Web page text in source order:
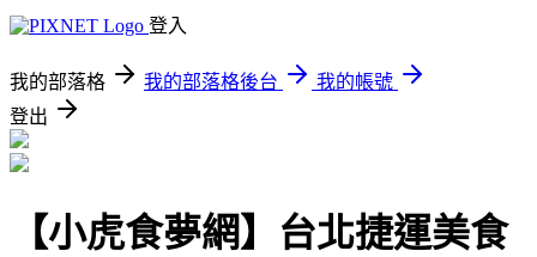
登入
我的部落格 我的部落格後台
我的帳號
登出
【小虎食夢網】台北捷運美食